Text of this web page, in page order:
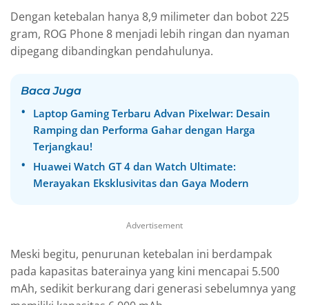
Dengan ketebalan hanya 8,9 milimeter dan bobot 225
gram, ROG Phone 8 menjadi lebih ringan dan nyaman
dipegang dibandingkan pendahulunya.
Baca Juga
Laptop Gaming Terbaru Advan Pixelwar: Desain
Ramping dan Performa Gahar dengan Harga
Terjangkau!
Huawei Watch GT 4 dan Watch Ultimate:
Merayakan Eksklusivitas dan Gaya Modern
Advertisement
Meski begitu, penurunan ketebalan ini berdampak
pada kapasitas baterainya yang kini mencapai 5.500
mAh, sedikit berkurang dari generasi sebelumnya yang